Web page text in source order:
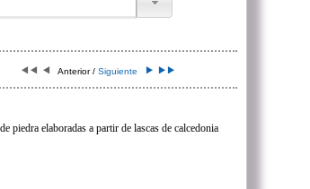
Anterior / Siguiente
piedra elaboradas a partir de lascas de calcedonia